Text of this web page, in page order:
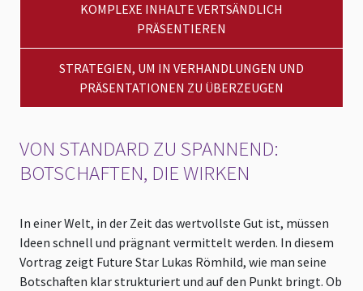
KOMPLEXE INHALTE VERTSÄNDLICH
PRÄSENTIEREN
STRATEGIEN, UM IN VERHANDLUNGEN UND
PRÄSENTATIONEN ZU ÜBERZEUGEN
VON STANDARD ZU SPANNEND:
BOTSCHAFTEN, DIE WIRKEN
In einer Welt, in der Zeit das wertvollste Gut ist, müssen
Ideen schnell und prägnant vermittelt werden. In diesem
Vortrag zeigt Future Star Lukas Römhild, wie man seine
Botschaften klar strukturiert und auf den Punkt bringt. Ob